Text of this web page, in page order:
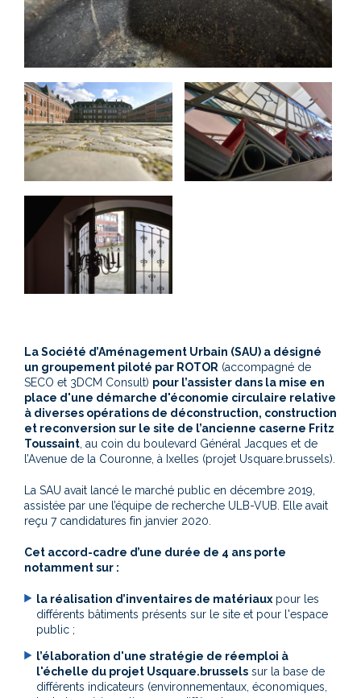
La Société d’Aménagement Urbain (SAU) a désigné
un groupement piloté par ROTOR (accompagné de
SECO et 3DCM Consult) pour l’assister dans la mise en
place d'une démarche d'économie circulaire relative
à diverses opérations de déconstruction, construction
et reconversion sur le site de l’ancienne caserne Fritz
Toussaint , au coin du boulevard Général Jacques et de
l’Avenue de la Couronne, à Ixelles (projet Usquare.brussels).
La SAU avait lancé le marché public en décembre 2019,
assistée par une l’équipe de recherche ULB-VUB. Elle avait
reçu 7 candidatures fin janvier 2020.
Cet accord-cadre d’une durée de 4 ans porte
notamment sur :
la réalisation d’inventaires de matériaux pour les
différents bâtiments présents sur le site et pour l'espace
public ;
l’élaboration d'une stratégie de réemploi à
l'échelle du projet Usquare.brussels sur la base de
différents indicateurs (environnementaux, économiques,